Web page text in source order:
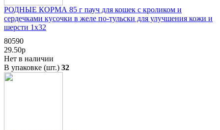
РОДНЫЕ КОРМА 85 г пауч для кошек с кроликом и
сердечками кусочки в желе по-тульски для улучшения кожи и
шерсти 1х32
80590
29.50р
Нет в наличии
В упаковке (шт.) 32